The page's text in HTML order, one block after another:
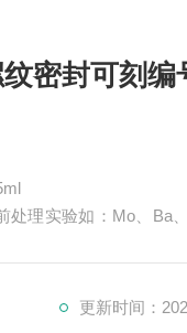
密封可刻编
理实验如：Mo、Ba
更新时间：